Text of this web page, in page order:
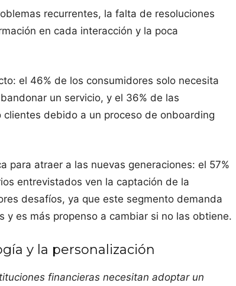
recurrentes, la falta de resoluciones
en cada interacción y la poca
el 46% de los consumidores solo necesita
un servicio, y el 36% de las
debido a un proceso de onboarding
para atraer a las nuevas generaciones: el 57%
entrevistados ven la captación de la
desafíos, ya que este segmento demanda
y es más propenso a cambiar si no las obtiene.
y la personalización
financieras necesitan adoptar un